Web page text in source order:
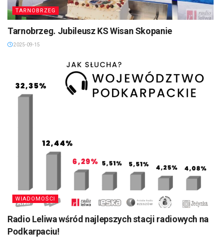
TARNOBRZEG
Tarnobrzeg. Jubileusz KS Wisan Skopanie
2025-09-15
WIADOMOŚCI
Radio Leliwa wśród najlepszych stacji radiowych na
Podkarpaciu!